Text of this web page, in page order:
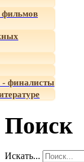
- финалисты
Поиск
Искать...